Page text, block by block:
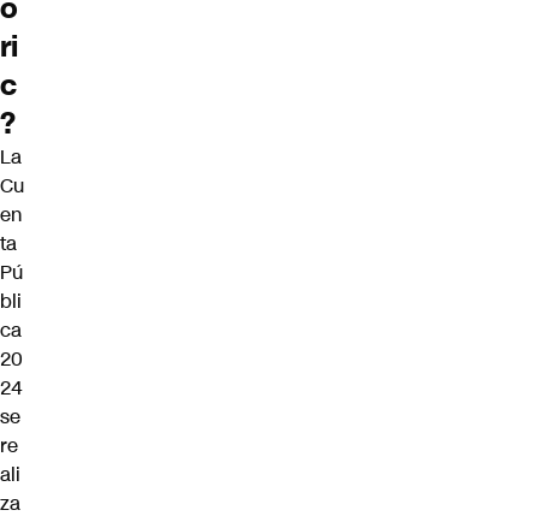
o
ri
c
?
La
Cu
en
ta
Pú
bli
ca
20
24
se
re
ali
za